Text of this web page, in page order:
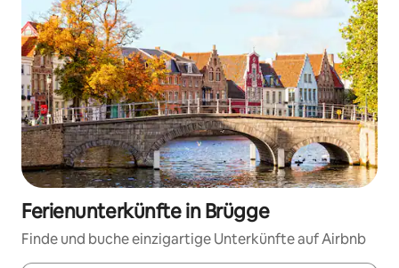
Ferienunterkünfte in Brügge
Finde und buche einzigartige Unterkünfte auf Airbnb